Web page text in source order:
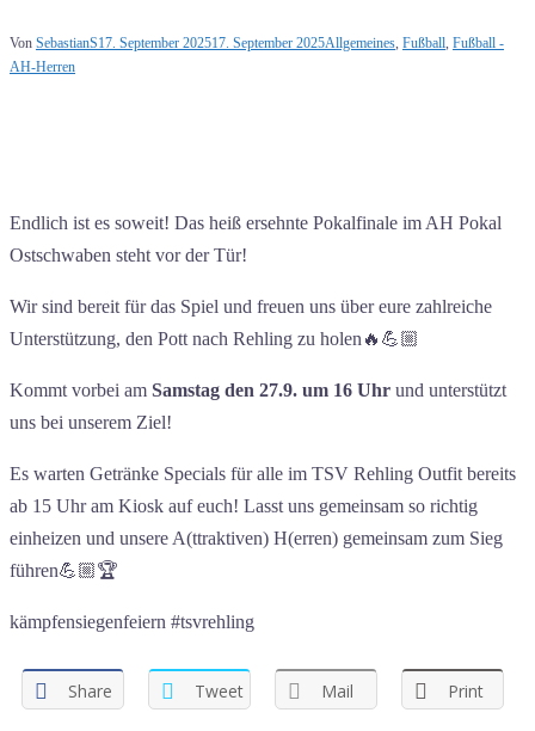
Von SebastianS17. September 202517. September 2025Allgemeines Fußball Fußball -
AH-Herren
Endlich ist es soweit! Das heiß ersehnte Pokalfinale im AH Pokal
Ostschwaben steht vor der Tür!
Wir sind bereit für das Spiel und freuen uns über eure zahlreiche
Unterstützung, den Pott nach Rehling zu holen🔥💪🏼
Kommt vorbei am Samstag den 27.9. um 16 Uhr und unterstützt
uns bei unserem Ziel!
Es warten Getränke Specials für alle im TSV Rehling Outfit bereits
ab 15 Uhr am Kiosk auf euch! Lasst uns gemeinsam so richtig
einheizen und unsere A(ttraktiven) H(erren) gemeinsam zum Sieg
führen💪🏼🏆
kämpfensiegenfeiern #tsvrehling
Share Tweet Mail Print